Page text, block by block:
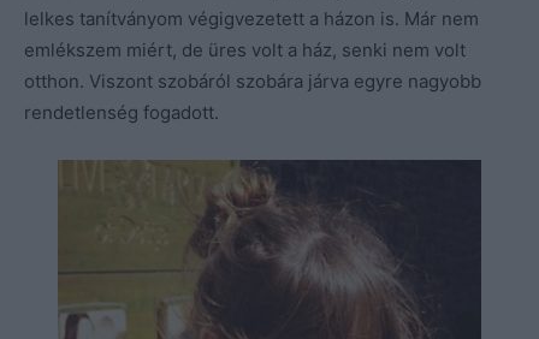
lelkes tanítványom végigvezetett a házon is. Már nem
emlékszem miért, de üres volt a ház, senki nem volt
otthon. Viszont szobáról szobára járva egyre nagyobb
rendetlenség fogadott.